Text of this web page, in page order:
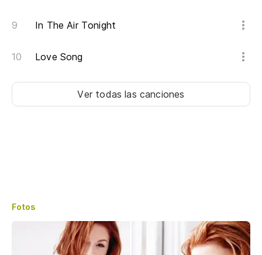
In The Air Tonight
Love Song
Ver todas las canciones
Fotos